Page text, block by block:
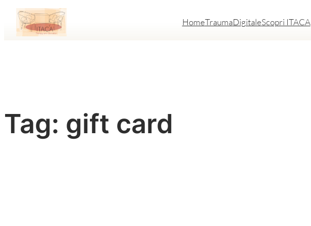
contenuto
HomeTraumaDigitaleScopri ITACA
Tag: gift card